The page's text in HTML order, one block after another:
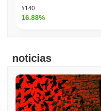
#140
16.88%
noticias